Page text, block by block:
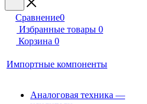
Сравнение0
Избранные товары 0
Корзина 0
Импортные компоненты
Аналоговая техника —